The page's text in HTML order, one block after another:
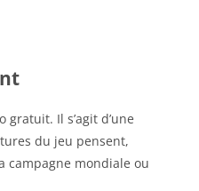
Il s’agit d’une
du jeu pensent,
campagne mondiale ou